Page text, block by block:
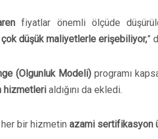
fiyatlar önemli ölçüde
düşük maliyetlerle erişebiliyor,”
(Olgunluk Modeli)programı
hizmetleri aldığını da ekledi.
bir hizmetin azami sertifikasyon